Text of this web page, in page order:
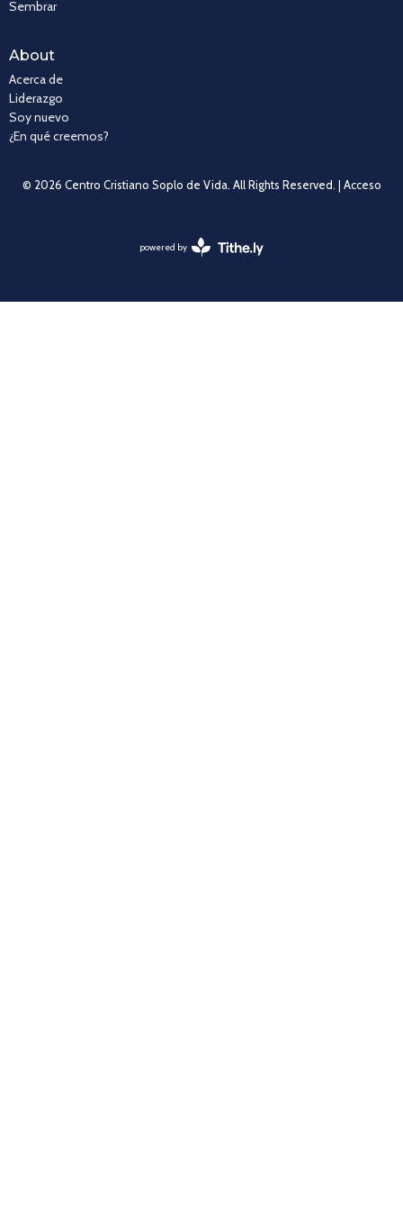
Sembrar
About
Acerca de
Liderazgo
Soy nuevo
¿En qué creemos?
© 2026 Centro Cristiano Soplo de Vida. All Rights Reserved. | Acceso
powered by
Website